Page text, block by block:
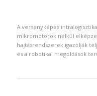
A versenyképes
mikromotorok nélkül
hajtásrendszerek igazolják
és a robotikai megoldások